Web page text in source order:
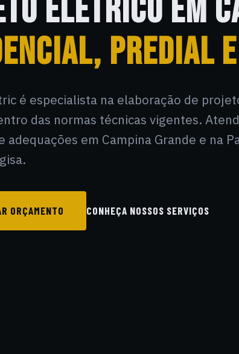
ELÉTRICO EM
PREDIAL
é especialista na elaboração de
das normas técnicas vigentes.
adequações em Campina Grande e na
ORÇAMENTO CONHEÇA NOSSOS SERVIÇOS